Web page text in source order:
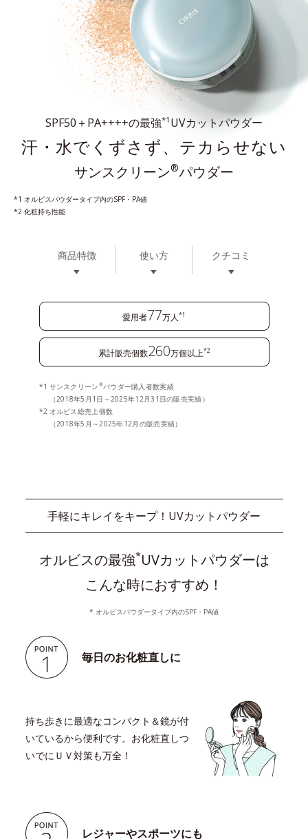
SPF50＋PA++++の最強*1 UVカットパウダー
汗・水でくずさず、テカらせない
サンスクリーン®パウダー
*1 オルビスパウダータイプ内のSPF・PA値
*2 化粧持ち性能
商品特徴 使い方 クチコミ
愛用者77万人*1
累計販売個数260万個以上*2
サンスクリーン ®パウダー購入者数実績
（2018年5月1日～2025年12月31日の販売実績）
オルビス総売上個数
（2018年5月～2025年12月の販売実績）
手軽にキレイをキープ！UVカットパウダー
オルビスの最強*UVカットパウダーは
こんな時におすすめ！
* オルビスパウダータイプ内のSPF・PA値
毎日のお化粧直しに
持ち歩きに最適なコンパクト＆鏡が付
いているから便利です。お化粧直しつ
いでにＵＶ対策も万全！
レジャーやスポーツにも